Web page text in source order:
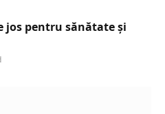
pentru sănătate și